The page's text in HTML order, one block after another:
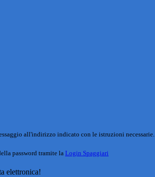
all'indirizzo indicato con le istruzioni necessarie.
password tramite la Login Spaggiari
elettronica!